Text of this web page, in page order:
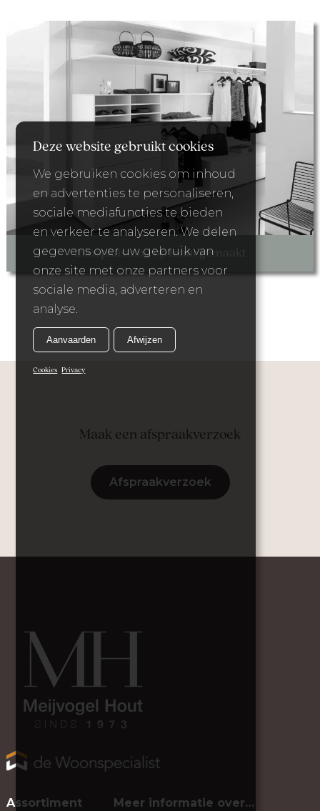
Inloopkasten… op maat gemaakt
Maak een afspraakverzoek
Afspraakverzoek
Assortiment
Meer informatie over…
Deze website gebruikt cookies
We gebruiken cookies om inhoud
en advertenties te personaliseren,
sociale mediafuncties te bieden
en verkeer te analyseren. We delen
gegevens over uw gebruik van
onze site met onze partners voor
sociale media, adverteren en
analyse.
Aanvaarden Afwijzen
Cookies Privacy